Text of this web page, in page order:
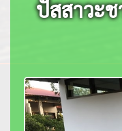
ปัสสาวะ